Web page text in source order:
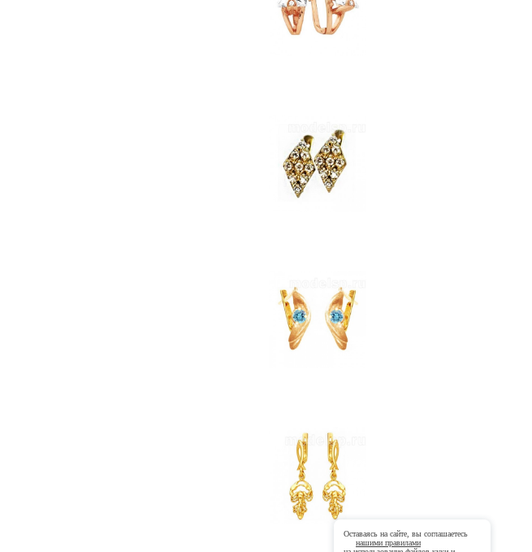
Оставаясь на сайте, вы соглашаетесь
нашими правилами